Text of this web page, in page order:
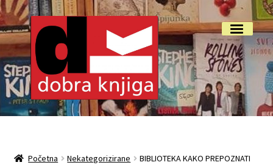
Preskoči
na
navigaciju
Skoči
do
sadržaja
Izbornik
Početna
Početna Nekategorizirane
BIBLIOTEKA KAKO PREPOZNATI